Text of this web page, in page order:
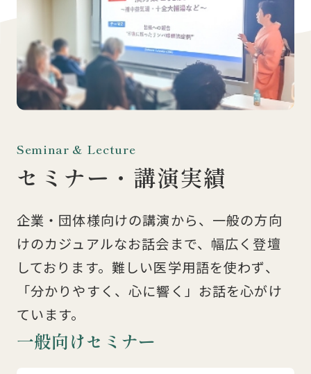
Seminar & Lecture
セミナー・講演実績
企業・団体様向けの講演から、一般の方向
けのカジュアルなお話会まで、幅広く登壇
しております。難しい医学用語を使わず、
「分かりやすく、心に響く」お話を心がけ
ています。
一般向けセミナー